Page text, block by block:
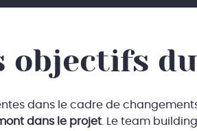
objectifs
dans le cadre de
dans le projet . Le team